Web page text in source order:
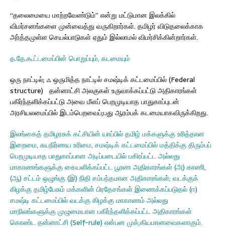
“தலைமையை மாற்றவேண்டும்” என்று மட்டுமான இலக்கில்
விமர்சனங்களை முன்வைத்து வருகிறார்கள். தமிழர் விடுதலைக்காக
அர்த்தமுள்ள செயல்பாடுகள் ஏதும் இல்லாமல் விமர்சிக்கின்றார்கள்.
த.தே.கூட்டமைப்பின் பொறுப்பும், கடமையும்
ஒரு நாட்டில்; ஃ ஒருமித்த நாட்டில் சமஷ்டிக் கட்டமைப்பில் (Federal
structure) தன்னாட்சி அலகுகள் உருவாக்கப்பட்டு அதிகாரங்கள்
பகிர்ந்தளிக்கப்பட்டு அவை மீளப் பெறமுடியாத பாதுகாப்புடன்
அரசியலமைப்பில் இடம்பெறவைப்;பது ஆரம்பக் கடமையாகவிருக்கிறது.
இலங்கைத் தமிழரசுக் கட்சியின் யாப்பில் தமிழ் மக்களுக்கு உரித்தான
இறைமை, சுயநிர்ணய உரிமை, சமஷ்டிக் கட்டமைப்பில் மத்திக்கு திரும்பப்
பெறமுடியாத பாதுகாப்பான அடிப்படையில் பகிரப்பட்ட அல்லது
மாகாணங்களுக்கு கையளிக்கப்பட்ட பூரண அதிகாரங்கள் (அ) காணி,
(ஆ) சட்டம் ஒழுங்கு (இ) நிதி சம்பந்தமான அதிகாரங்கள்; வடக்குக்
கிழக்கு தமிழ்பேசும் மக்களின் பிரதேசங்கள் இணைக்கப்படுதல் (ஈ)
சமஷ்டி கட்டமைப்பில் வடக்கு கிழக்கு மாகாணம் அல்லது
மாநிலங்களுக்கு முழுமையான பகிர்ந்தளிக்கப்பட்ட அதிகாரங்கள்
கொண்ட தன்னாட்சி (Self-rule) என்பன முக்;கியமானவைகளாகும்.